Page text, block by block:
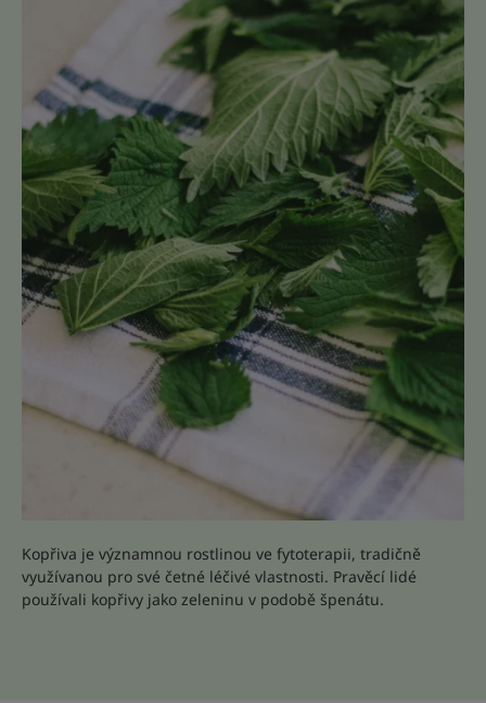
Kopřiva je významnou rostlinou ve fytoterapii, tradičně
využívanou pro své četné léčivé vlastnosti. Pravěcí lidé
používali kopřivy jako zeleninu v podobě špenátu.